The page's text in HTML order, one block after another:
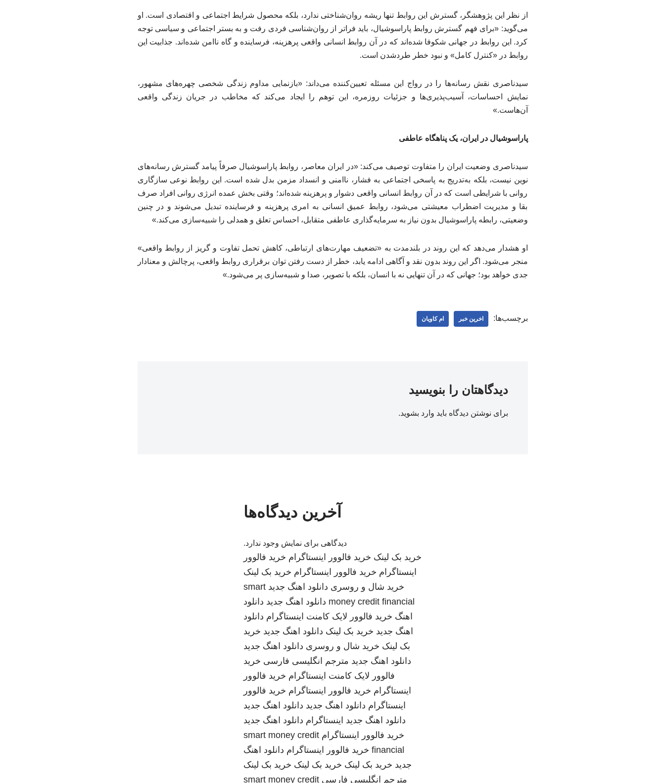
از نظر این پژوهشگر، گسترش این روابط تنها ریشه روان‌شناختی ندارد، بلکه محصول شرایط اجتماعی و اقتصادی است. او
می‌گوید: «برای فهم گسترش روابط پاراسوشیال، باید فراتر از روان‌شناسی فردی رفت و به بستر اجتماعی و سیاسی توجه
کرد. این روابط در جهانی شکوفا شده‌اند که در آن روابط انسانی واقعی پرهزینه، فرساینده و گاه ناامن شده‌اند. جذابیت این
روابط در «کنترل کامل» و نبود خطر طردشدن است.
سیدناصری نقش رسانه‌ها را در رواج این مسئله تعیین‌کننده می‌داند: «بازنمایی مداوم زندگی شخصی چهره‌های مشهور،
نمایش احساسات، آسیب‌پذیری‌ها و جزئیات روزمره، این توهم را ایجاد می‌کند که مخاطب در جریان زندگی واقعی
آن‌هاست.»
پاراسوشیال در ایران، یک پناهگاه عاطفی
سیدناصری وضعیت ایران را متفاوت توصیف می‌کند: «در ایران معاصر، روابط پاراسوشیال صرفاً پیامد گسترش رسانه‌های
نوین نیست، بلکه به‌تدریج به پاسخی اجتماعی به فشار، ناامنی و انسداد مزمن بدل شده است. این روابط نوعی سازگاری
روانی با شرایطی است که در آن روابط انسانی واقعی دشوار و پرهزینه شده‌اند؛ وقتی بخش عمده انرژی روانی افراد صرف
بقا و مدیریت اضطراب معیشتی می‌شود، روابط عمیق انسانی به امری پرهزینه و فرساینده تبدیل می‌شوند و در چنین
وضعیتی، رابطه پاراسوشیال بدون نیاز به سرمایه‌گذاری عاطفی متقابل، احساس تعلق و همدلی را شبیه‌سازی می‌کند.»
او هشدار می‌دهد که این روند در بلندمدت به «تضعیف مهارت‌های ارتباطی، کاهش تحمل تفاوت و گریز از روابط واقعی»
منجر می‌شود. اگر این روند بدون نقد و آگاهی ادامه یابد، خطر از دست رفتن توان برقراری روابط واقعی، پرچالش و معنادار
جدی خواهد بود؛ جهانی که در آن تنهایی نه با انسان، بلکه با تصویر، صدا و شبیه‌سازی پر می‌شود.»
برچسب‌ها: اخرین خبر ام کاویان
دیدگاهتان را بنویسید
برای نوشتن دیدگاه باید وارد بشوید.
آخرین دیدگاه‌ها
دیدگاهی برای نمایش وجود ندارد.
خرید بک لینک خرید فالوور اینستاگرام خرید فالوور
اینستاگرام خرید فالوور اینستاگرام خرید بک لینک
خرید شال و روسری دانلود اهنگ جدید smart
money credit financial دانلود اهنگ جدید دانلود
اهنگ خرید فالوور لایک کامنت اینستاگرام دانلود
اهنگ جدید خرید بک لینک دانلود اهنگ جدید خرید
بک لینک خرید شال و روسری دانلود اهنگ جدید
دانلود اهنگ جدید مترجم انگلیسی فارسی خرید
فالوور لایک کامنت اینستاگرام خرید فالوور
اینستاگرام خرید فالوور اینستاگرام خرید فالوور
اینستاگرام دانلود اهنگ جدید دانلود اهنگ جدید
دانلود اهنگ جدید اینستاگرام دانلود اهنگ جدید
خرید فالوور اینستاگرام smart money credit
financial خرید فالوور اینستاگرام دانلود اهنگ
جدید خرید بک لینک خرید بک لینک خرید بک لینک
مترجم انگلیسی فارسی smart money credit